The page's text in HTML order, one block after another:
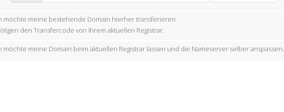
möchte meine bestehende Domain hierher transferieren.
den Transfercode von Ihrem aktuellen Registrar.
möchte meine Domain beim aktuellen Registrar lassen und die Nameserver selber anspassen.